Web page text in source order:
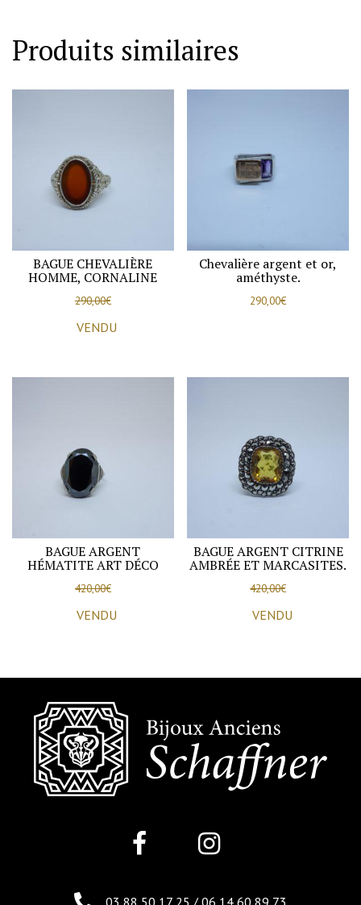
travail
Produits similaires
BAGUE CHEVALIÈRE
HOMME, CORNALINE
290,00€
VENDU
Chevalière argent et or,
améthyste.
290,00€
BAGUE ARGENT
HÉMATITE ART DÉCO
420,00€
VENDU
BAGUE ARGENT CITRINE
AMBRÉE ET MARCASITES.
420,00€
VENDU